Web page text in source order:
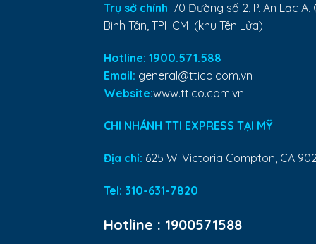
Trụ sở chính: 70 Đường số 2, P. An Lạc A,
Bình Tân, TPHCM (khu Tên Lửa)
Hotline: 1900.571.588
Email: general@ttico.com.vn
Website:www.ttico.com.vn
CHI NHÁNH TTI EXPRESS TẠI MỸ
Địa chỉ: 625 W. Victoria Compton, CA
Tel: 310-631-7820
Hotline : 1900571588